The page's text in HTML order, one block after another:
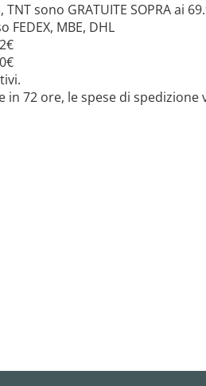
sono GRATUITE SOPRA ai
MBE, DHL
in 72 ore, le spese di